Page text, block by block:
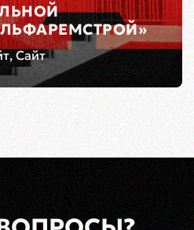
Сайт